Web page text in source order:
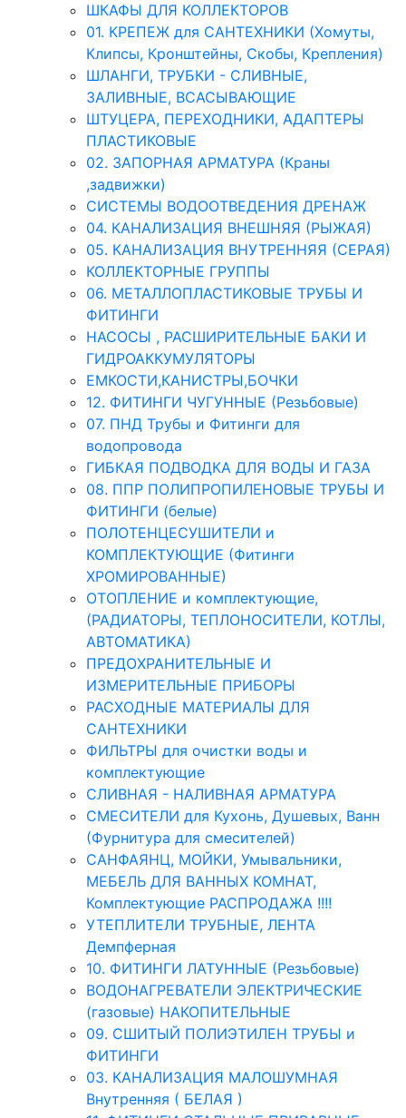
ШКАФЫ ДЛЯ КОЛЛЕКТОРОВ
01. КРЕПЕЖ для САНТЕХНИКИ (Хомуты,
Клипсы, Кронштейны, Скобы, Крепления)
ШЛАНГИ, ТРУБКИ - СЛИВНЫЕ,
ЗАЛИВНЫЕ, ВСАСЫВАЮЩИЕ
ШТУЦЕРА, ПЕРЕХОДНИКИ, АДАПТЕРЫ
ПЛАСТИКОВЫЕ
02. ЗАПОРНАЯ АРМАТУРА (Краны
,задвижки)
СИСТЕМЫ ВОДООТВЕДЕНИЯ ДРЕНАЖ
04. КАНАЛИЗАЦИЯ ВНЕШНЯЯ (РЫЖАЯ)
05. КАНАЛИЗАЦИЯ ВНУТРЕННЯЯ (СЕРАЯ)
КОЛЛЕКТОРНЫЕ ГРУППЫ
06. МЕТАЛЛОПЛАСТИКОВЫЕ ТРУБЫ И
ФИТИНГИ
НАСОСЫ , РАСШИРИТЕЛЬНЫЕ БАКИ И
ГИДРОАККУМУЛЯТОРЫ
ЕМКОСТИ,КАНИСТРЫ,БОЧКИ
12. ФИТИНГИ ЧУГУННЫЕ (Резьбовые)
07. ПНД Трубы и Фитинги для
водопровода
ГИБКАЯ ПОДВОДКА ДЛЯ ВОДЫ И ГАЗА
08. ППР ПОЛИПРОПИЛЕНОВЫЕ ТРУБЫ И
ФИТИНГИ (белые)
ПОЛОТЕНЦЕСУШИТЕЛИ и
КОМПЛЕКТУЮЩИЕ (Фитинги
ХРОМИРОВАННЫЕ)
ОТОПЛЕНИЕ и комплектующие,
(РАДИАТОРЫ, ТЕПЛОНОСИТЕЛИ, КОТЛЫ,
АВТОМАТИКА)
ПРЕДОХРАНИТЕЛЬНЫЕ И
ИЗМЕРИТЕЛЬНЫЕ ПРИБОРЫ
РАСХОДНЫЕ МАТЕРИАЛЫ ДЛЯ
САНТЕХНИКИ
ФИЛЬТРЫ для очистки воды и
комплектующие
СЛИВНАЯ - НАЛИВНАЯ АРМАТУРА
СМЕСИТЕЛИ для Кухонь, Душевых, Ванн
(Фурнитура для смесителей)
САНФАЯНЦ, МОЙКИ, Умывальники,
МЕБЕЛЬ ДЛЯ ВАННЫХ КОМНАТ,
Комплектующие РАСПРОДАЖА !!!!
УТЕПЛИТЕЛИ ТРУБНЫЕ, ЛЕНТА
Демпферная
10. ФИТИНГИ ЛАТУННЫЕ (Резьбовые)
ВОДОНАГРЕВАТЕЛИ ЭЛЕКТРИЧЕСКИЕ
(газовые) НАКОПИТЕЛЬНЫЕ
09. СШИТЫЙ ПОЛИЭТИЛЕН ТРУБЫ и
ФИТИНГИ
03. КАНАЛИЗАЦИЯ МАЛОШУМНАЯ
Внутренняя ( БЕЛАЯ )